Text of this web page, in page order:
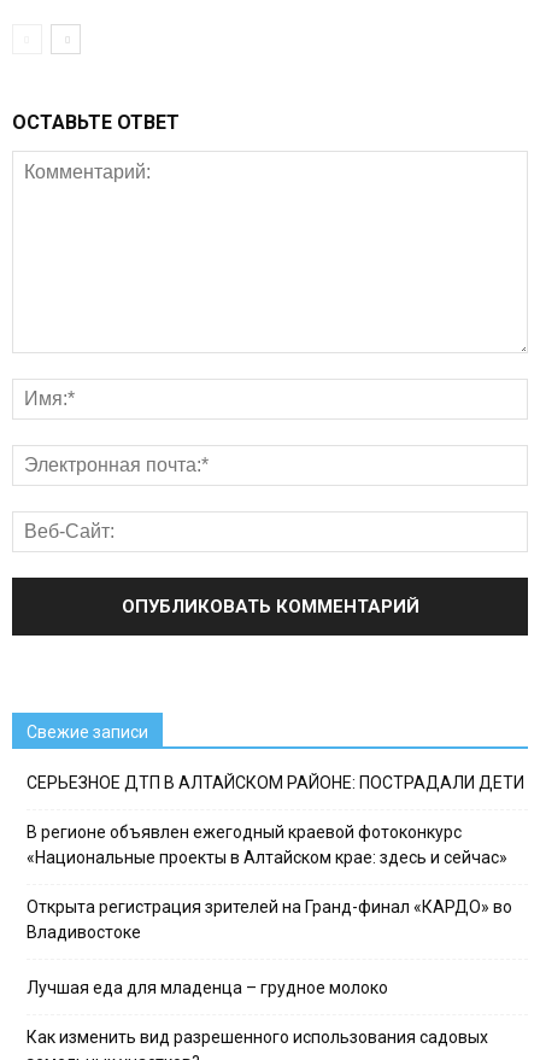
ОСТАВЬТЕ ОТВЕТ
Свежие записи
СЕРЬЕЗНОЕ ДТП В АЛТАЙСКОМ РАЙОНЕ: ПОСТРАДАЛИ ДЕТИ
В регионе объявлен ежегодный краевой фотоконкурс
«Национальные проекты в Алтайском крае: здесь и сейчас»
Открыта регистрация зрителей на Гранд-финал «КАРДО» во
Владивостоке
Лучшая еда для младенца – грудное молоко
Как изменить вид разрешенного использования садовых